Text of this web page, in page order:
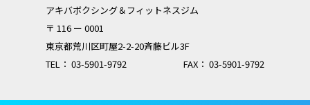
アキバボクシング＆フィットネスジム
〒 116 ー 0001
東京都荒川区町屋2-2-20斉藤ビル3F
TEL： 03-5901-9792
FAX： 03-5901-9792